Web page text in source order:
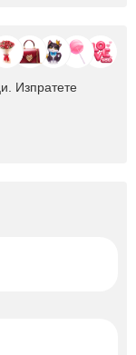
Изпратете